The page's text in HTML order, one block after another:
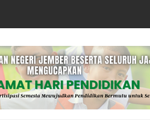
di Kejaksaan Negeri Jember